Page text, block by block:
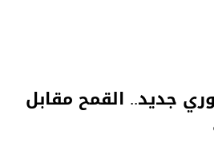
جديد.. القمح مقابل